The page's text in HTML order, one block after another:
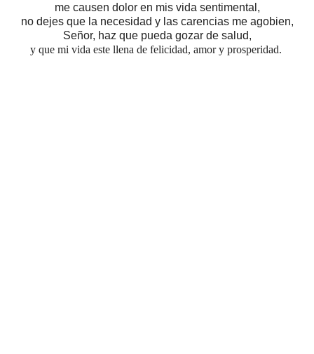
me causen dolor en mis vida sentimental,
no dejes que la necesidad y las carencias me agobien,
Señor, haz que pueda gozar de salud,
y que mi vida este llena de felicidad, amor y prosperidad.